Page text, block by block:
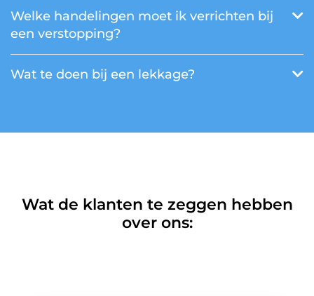
Welke handelingen moet ik verrichten bij
een verstopping?
Wat te doen bij een lekkage?
Wat de klanten te zeggen hebben
over ons: